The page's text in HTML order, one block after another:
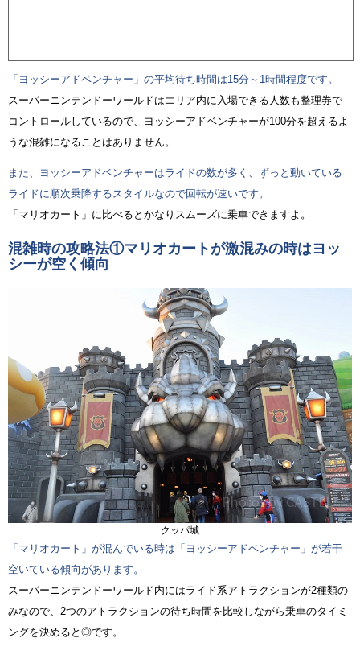
「ヨッシーアドベンチャー」の平均待ち時間は15分～1時間程度です。
スーパーニンテンドーワールドはエリア内に入場できる人数も整理券で
コントロールしているので、ヨッシーアドベンチャーが100分を超えるよ
うな混雑になることはありません。
また、ヨッシーアドベンチャーはライドの数が多く、ずっと動いている
ライドに順次乗降するスタイルなので回転が速いです。
「マリオカート」に比べるとかなりスムーズに乗車できますよ。
混雑時の攻略法①マリオカートが激混みの時はヨッ
シーが空く傾向
クッパ城
「マリオカート」が混んでいる時は「ヨッシーアドベンチャー」が若干
空いている傾向があります。
スーパーニンテンドーワールド内にはライド系アトラクションが2種類の
みなので、2つのアトラクションの待ち時間を比較しながら乗車のタイミ
ングを決めると◎です。